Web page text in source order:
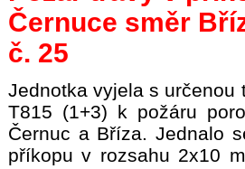
Černuce směr
č. 25
Jednotka vyjela s určenou
T815 (1+3) k požáru
Černuc a Bříza. Jednalo
příkopu v rozsahu 2x10